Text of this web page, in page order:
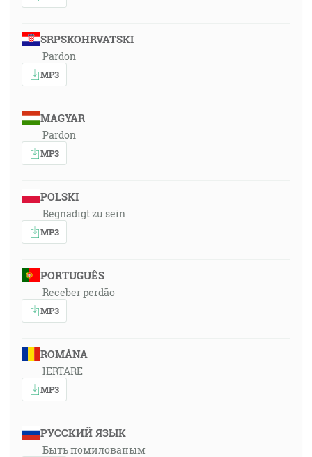
SRPSKOHRVATSKI
Pardon
MP3
MAGYAR
Pardon
MP3
POLSKI
Begnadigt zu sein
MP3
PORTUGUÊS
Receber perdão
MP3
ROMÂNA
IERTARE
MP3
РУССКИЙ ЯЗЫК
Быть помилованым